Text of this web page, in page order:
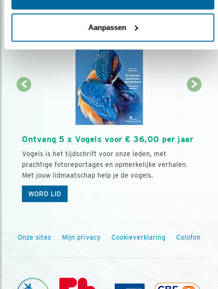
Aanpassen
Ontvang 5 x Vogels voor € 36,00 per jaar
Vogels is het tijdschrift voor onze leden, met
prachtige fotoreportages en opmerkelijke verhalen.
Met jouw lidmaatschap help je de vogels.
WORD LID
Onze sites Mijn privacy Cookieverklaring Colofon